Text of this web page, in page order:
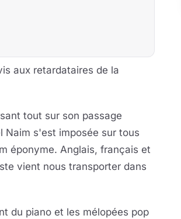
aux retardataires de la
tout sur son passage
Naim s'est imposée sur tous
éponyme. Anglais, français et
vient nous transporter dans
du piano et les mélopées pop